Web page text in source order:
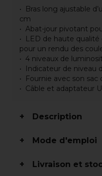
Bras long ajustable
cm
Abat-jour pivotant
LED de haute qualité
pour un rendu des
4 niveaux de
Indicateur de niveau
Fournie avec son sac
Câble et adaptateur
Description
Mode d'emploi
Livraison et